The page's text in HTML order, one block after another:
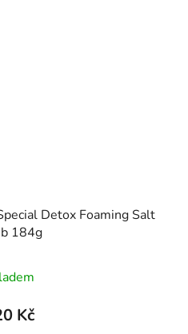
Detox Foaming Salt
184g
Kč